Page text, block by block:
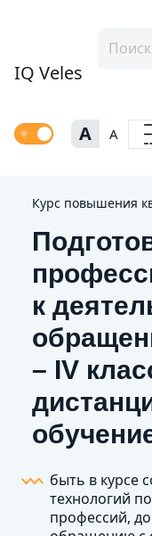
IQ Veles
A A
Курс повышения
к
– IV
быть в курсе
технологий
профессий,